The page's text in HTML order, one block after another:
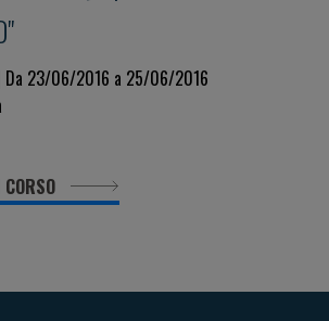
Da 23/06/2016 a 25/06/2016